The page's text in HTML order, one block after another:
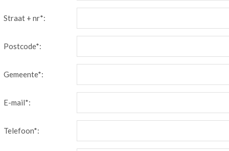
Straat + nr*:
Postcode*:
Gemeente*:
E-mail*:
Telefoon*: